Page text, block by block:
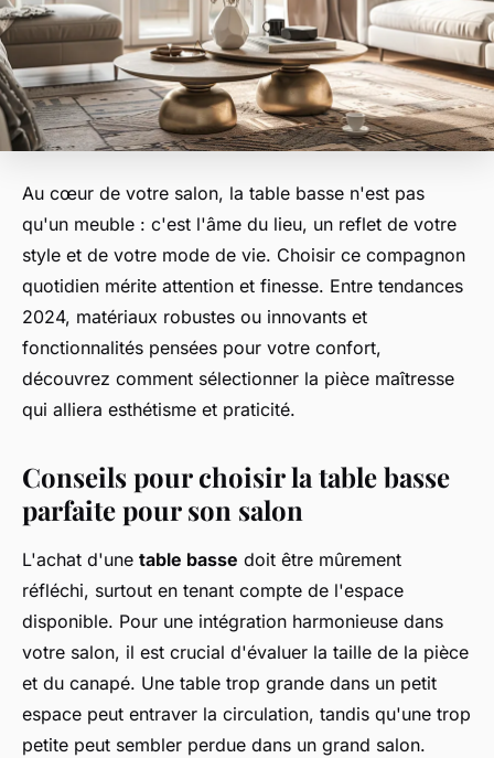
Au cœur de votre salon, la table basse n'est pas
qu'un meuble : c'est l'âme du lieu, un reflet de votre
style et de votre mode de vie. Choisir ce compagnon
quotidien mérite attention et finesse. Entre tendances
2024, matériaux robustes ou innovants et
fonctionnalités pensées pour votre confort,
découvrez comment sélectionner la pièce maîtresse
qui alliera esthétisme et praticité.
Conseils pour choisir la table basse
parfaite pour son salon
L'achat d'une table basse doit être mûrement
réfléchi, surtout en tenant compte de l'espace
disponible. Pour une intégration harmonieuse dans
votre salon, il est crucial d'évaluer la taille de la pièce
et du canapé. Une table trop grande dans un petit
espace peut entraver la circulation, tandis qu'une trop
petite peut sembler perdue dans un grand salon.